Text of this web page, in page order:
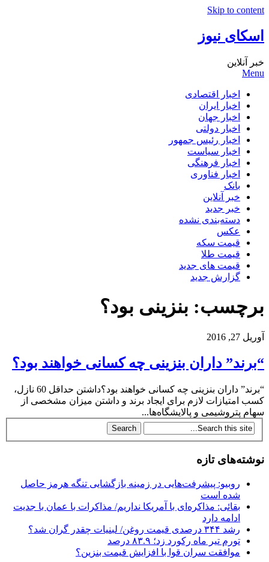
Skip to content
اسکای نیوز
خبر آنلاین
Menu
اخبار اقتصادی
اخبار ایران
اخبار جهان
اخبار دولتی
اخبار رئیس جمهور
اخبار سیاست
اخبار فرهنگی
اخبار فناوری
بانک
خبر آنلاین
خبر جدید
دسته‌بندی نشده
عکس
قیمت سکه
قیمت طلا
قیمت های جدید
گزارش جدید
برچسب: بنزینی بود؟
آوریل 27, 2016
“برند” داران بنزینی چه کسانی خواهند بود؟
“برند” داران بنزینی چه کسانی خواهند بود؟داشتن حداقل 60 نازل،
کسب امتیازات لازم برای ایجاد برند و داشتن میزان مشخصی از
سهام پتروشیمی و پالایشگاه‌ها...
نوشته‌های تازه
روبیو: پیشرفت‌هایی در زمینه بازگشایی تنگه هرمز حاصل
شده است
بقائی: مذاکره‌ای با آمریکا نداریم/ مذاکرات با عمان با جدیت
ادامه دارد
رشد ۳۴۴ درصدی قیمت روغن/ لبنیات چقدر گران شد؟
تورم تیر ماه رکورد زد؛ ۸۳.۹ درصد
موافقت سران قوا با افزایش قیمت بنزین؟